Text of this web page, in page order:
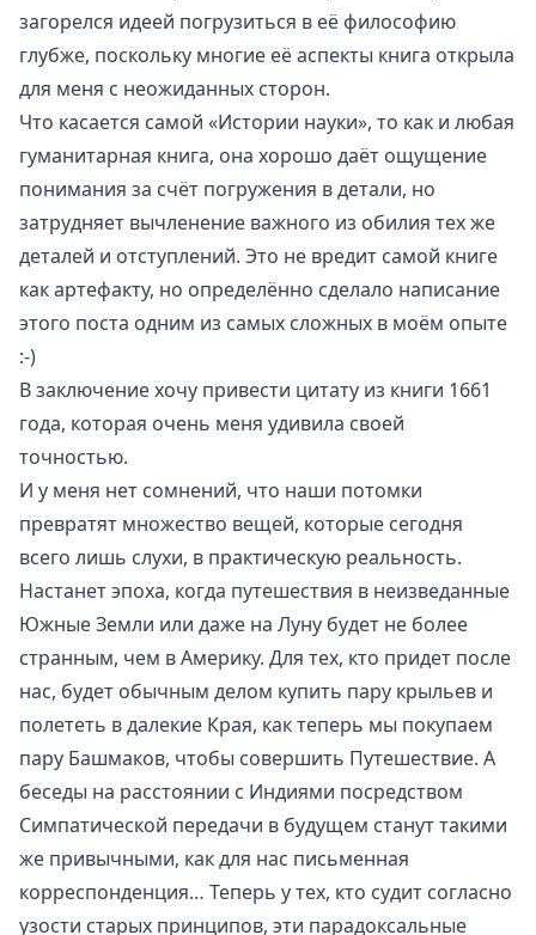
загорелся идеей погрузиться в её философию
глубже, поскольку многие её аспекты книга открыла
для меня с неожиданных сторон.
Что касается самой «Истории науки», то как и любая
гуманитарная книга, она хорошо даёт ощущение
понимания за счёт погружения в детали, но
затрудняет вычленение важного из обилия тех же
деталей и отступлений. Это не вредит самой книге
как артефакту, но определённо сделало написание
этого поста одним из самых сложных в моём опыте
:-)
В заключение хочу привести цитату из книги 1661
года, которая очень меня удивила своей
точностью.
И у меня нет сомнений, что наши потомки
превратят множество вещей, которые сегодня
всего лишь слухи, в практическую реальность.
Настанет эпоха, когда путешествия в неизведанные
Южные Земли или даже на Луну будет не более
странным, чем в Америку. Для тех, кто придет после
нас, будет обычным делом купить пару крыльев и
полететь в далекие Края, как теперь мы покупаем
пару Башмаков, чтобы совершить Путешествие. А
беседы на расстоянии с Индиями посредством
Симпатической передачи в будущем станут такими
же привычными, как для нас письменная
корреспонденция… Теперь у тех, кто судит согласно
узости старых принципов, эти парадоксальные